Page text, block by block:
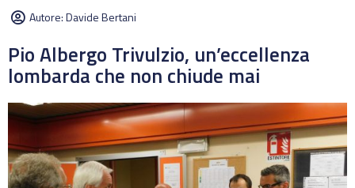
Autore:Davide Bertani
Pio Albergo Trivulzio, un’eccellenza
lombarda che non chiude mai